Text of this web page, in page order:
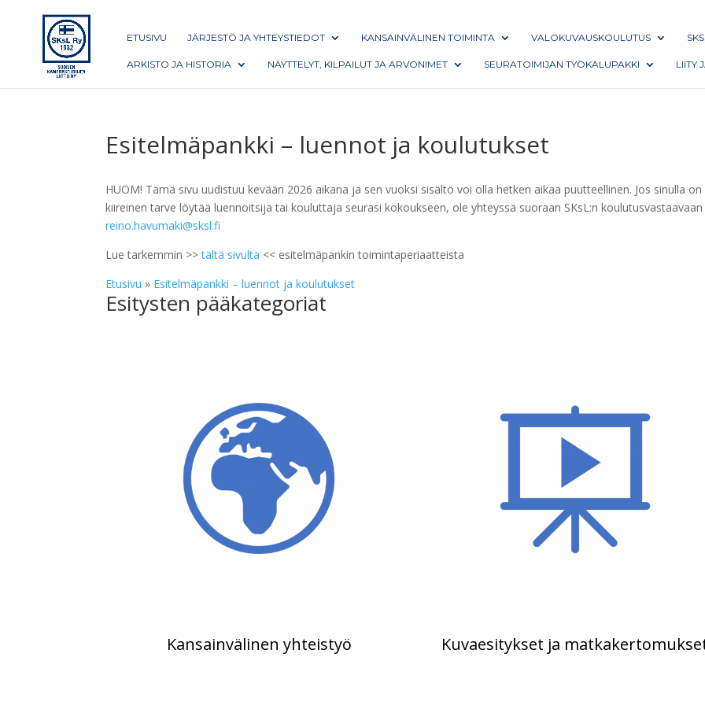
ETUSIVU JÄRJESTÖ JA YHTEYSTIEDOT KANSAINVÄLINEN TOIMINTA VALOKUVAUSKOULUTUS
ARKISTO JA HISTORIA NÄYTTELYT, KILPAILUT JA ARVONIMET SEURATOIMIJAN TYÖKALUPAKKI LIITY
Esitelmäpankki – luennot ja koulutukset
HUOM! Tämä sivu uudistuu kevään 2026 aikana ja sen vuoksi sisältö voi olla hetken aikaa puutteellinen. Jos sinulla on
kiireinen tarve löytää luennoitsija tai kouluttaja seurasi kokoukseen, ole yhteyssä suoraan SKsL:n koulutusvastaavaan
reino.havumaki@sksl.fi
Lue tarkemmin >>tältä sivulta << esitelmäpankin toimintaperiaatteista
Etusivu » Esitelmäpankki – luennot ja koulutukset
Esitysten pääkategoriat
Kansainvälinen yhteistyö Kuvaesitykset ja